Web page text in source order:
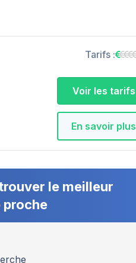
Tarifs :
En savoir plus
Voir les tarifs
le meilleur
proche